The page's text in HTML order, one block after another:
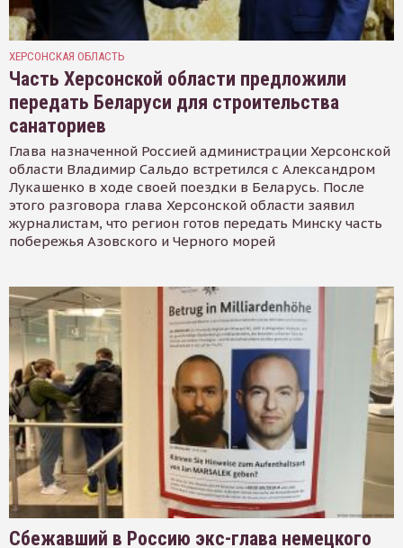
ХЕРСОНСКАЯ ОБЛАСТЬ
Часть Херсонской области предложили
передать Беларуси для строительства
санаториев
Глава назначенной Россией администрации Херсонской
области Владимир Сальдо встретился с Александром
Лукашенко в ходе своей поездки в Беларусь. После
этого разговора глава Херсонской области заявил
журналистам, что регион готов передать Минску часть
побережья Азовского и Черного морей
Сбежавший в Россию экс-глава немецкого